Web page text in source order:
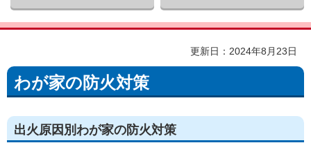
更新日：2024年8月23日
わが家の防火対策
出火原因別わが家の防火対策